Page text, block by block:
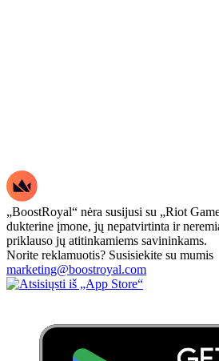
„BoostRoyal“ nėra susijusi su „Riot
dukterine įmone, jų nepatvirtinta ir
priklauso jų atitinkamiems savininkams.
Norite reklamuotis? Susisiekite su mumis
marketing@boostroyal.com